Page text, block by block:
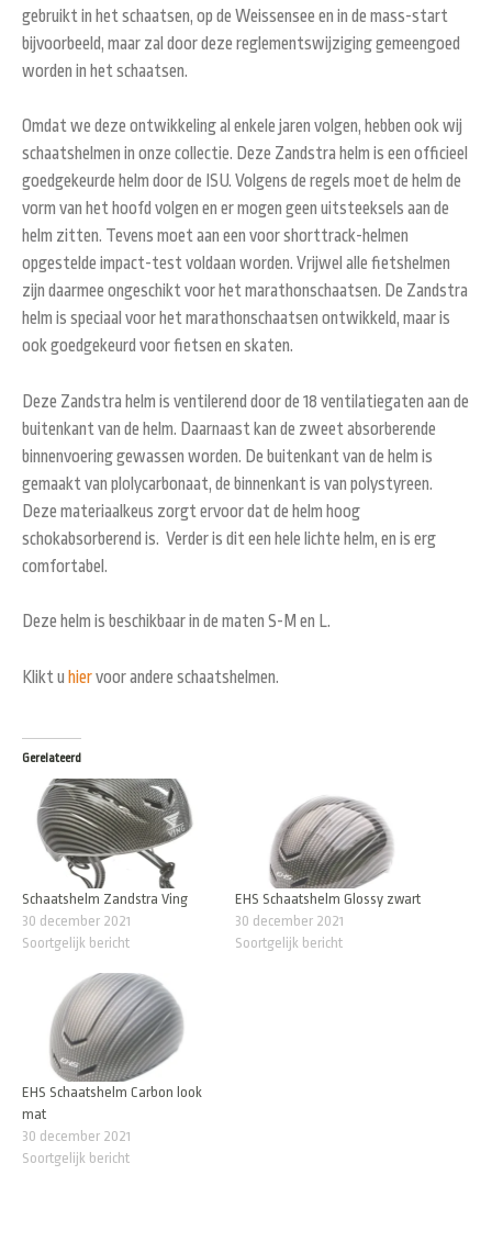
gebruikt in het schaatsen, op de Weissensee en in de mass-start
bijvoorbeeld, maar zal door deze reglementswijziging gemeengoed
worden in het schaatsen.
Omdat we deze ontwikkeling al enkele jaren volgen, hebben ook wij
schaatshelmen in onze collectie. Deze Zandstra helm is een officieel
goedgekeurde helm door de ISU. Volgens de regels moet de helm de
vorm van het hoofd volgen en er mogen geen uitsteeksels aan de
helm zitten. Tevens moet aan een voor shorttrack-helmen
opgestelde impact-test voldaan worden. Vrijwel alle fietshelmen
zijn daarmee ongeschikt voor het marathonschaatsen. De Zandstra
helm is speciaal voor het marathonschaatsen ontwikkeld, maar is
ook goedgekeurd voor fietsen en skaten.
Deze Zandstra helm is ventilerend door de 18 ventilatiegaten aan de
buitenkant van de helm. Daarnaast kan de zweet absorberende
binnenvoering gewassen worden. De buitenkant van de helm is
gemaakt van plolycarbonaat, de binnenkant is van polystyreen.
Deze materiaalkeus zorgt ervoor dat de helm hoog
schokabsorberend is. Verder is dit een hele lichte helm, en is erg
comfortabel.
Deze helm is beschikbaar in de maten S-M en L.
Klikt u hiervoor andere schaatshelmen.
Gerelateerd
Schaatshelm Zandstra Ving
30 december 2021
Soortgelijk bericht
EHS Schaatshelm Glossy zwart
30 december 2021
Soortgelijk bericht
EHS Schaatshelm Carbon look
mat
30 december 2021
Soortgelijk bericht